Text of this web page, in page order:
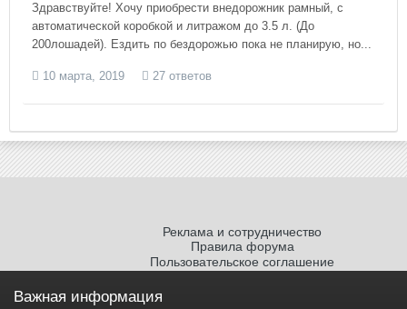
Здравствуйте! Хочу приобрести внедорожник рамный, с
автоматической коробкой и литражом до 3.5 л. (До
200лошадей). Ездить по бездорожью пока не планирую, но...
10 марта, 2019 27 ответов
Реклама и сотрудничество
Правила форума
Пользовательское соглашение
Важная информация